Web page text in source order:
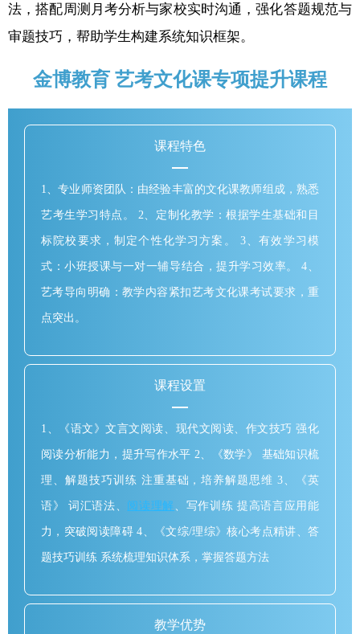
法，搭配周测月考分析与家校实时沟通，强化答题规范与
审题技巧，帮助学生构建系统知识框架。
金博教育 艺考文化课专项提升课程
课程特色
1、专业师资团队：由经验丰富的文化课教师组成，熟悉
艺考生学习特点。 2、定制化教学：根据学生基础和目
标院校要求，制定个性化学习方案。 3、有效学习模
式：小班授课与一对一辅导结合，提升学习效率。 4、
艺考导向明确：教学内容紧扣艺考文化课考试要求，重
点突出。
课程设置
1、《语文》文言文阅读、现代文阅读、作文技巧 强化
阅读分析能力，提升写作水平 2、《数学》 基础知识梳
理、解题技巧训练 注重基础，培养解题思维 3、《英
语》 词汇语法、 阅读理解 、写作训练 提高语言应用能
力，突破阅读障碍 4、《文综/理综》核心考点精讲、答
题技巧训练 系统梳理知识体系，掌握答题方法
教学优势